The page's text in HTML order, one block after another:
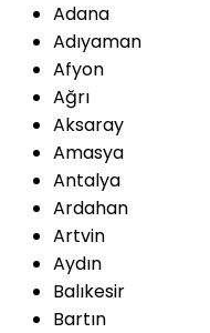
Adana
Adıyaman
Afyon
Ağrı
Aksaray
Amasya
Antalya
Ardahan
Artvin
Aydın
Balıkesir
Bartın